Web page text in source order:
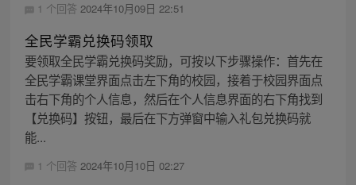
1 个回答 2024年10月09日 22:51
全民学霸兑换码领取
要领取全民学霸兑换码奖励，可按以下步骤操作：首先在
全民学霸课堂界面点击左下角的校园，接着于校园界面点
击右下角的个人信息，然后在个人信息界面的右下角找到
【兑换码】按钮，最后在下方弹窗中输入礼包兑换码就
能...
1 个回答 2024年10月10日 02:27